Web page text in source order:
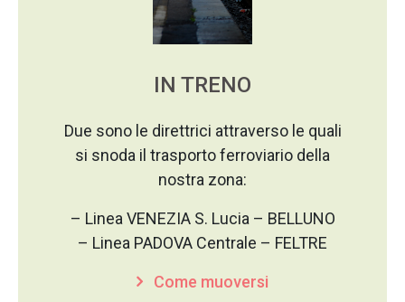
IN TRENO
Due sono le direttrici attraverso le quali
si snoda il trasporto ferroviario della
nostra zona:
– Linea VENEZIA S. Lucia – BELLUNO
– Linea PADOVA Centrale – FELTRE
Come muoversi